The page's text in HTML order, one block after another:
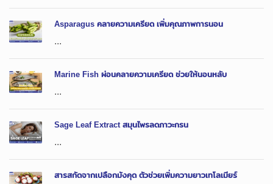
Asparagus คลายความเครียด เพิ่มคุณภาพการนอน
...
Marine Fish ผ่อนคลายความเครียด ช่วยให้นอนหลับ
...
Sage Leaf Extract สมุนไพรลดภาวะกรน
...
สารสกัดจากเปลือกมังคุด ตัวช่วยเพิ่มความยาวเทโลเมียร์